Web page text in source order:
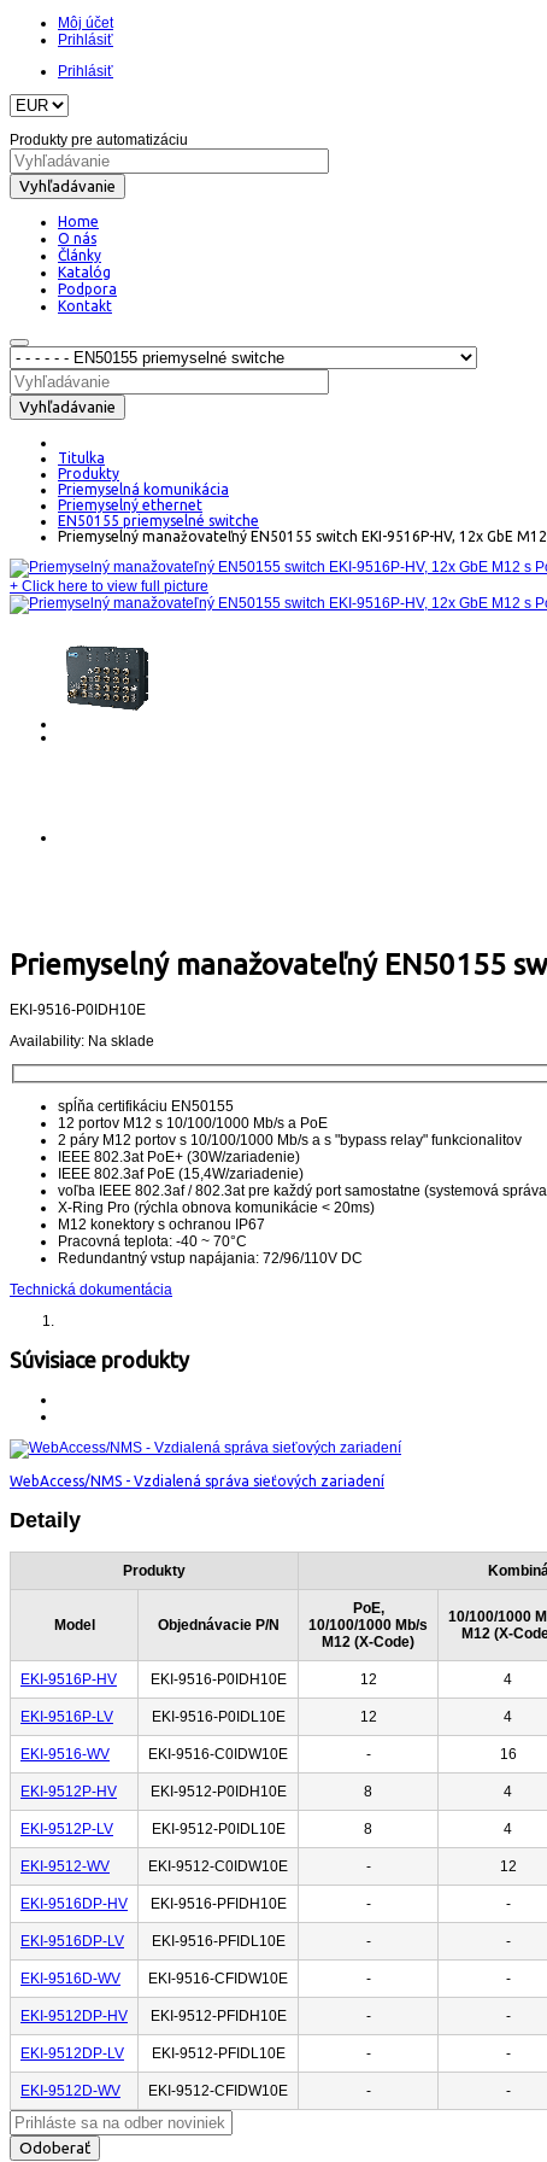
Môj účet
Prihlásiť
Prihlásiť
Produkty pre automatizáciu
Vyhľadávanie
Home
O nás
Články
Katalóg
Podpora
Kontakt
Vyhľadávanie
Titulka
Produkty
Priemyselná komunikácia
Priemyselný ethernet
EN50155 priemyselné switche
Priemyselný manažovateľný EN50155 switch EKI-9516P-HV, 12x GbE
+ Click here to view full picture
Priemyselný manažovateľný EN50155
EKI-9516-P0IDH10E
Availability: Na sklade
spĺňa certifikáciu EN50155
12 portov M12 s 10/100/1000 Mb/s a PoE
2 páry M12 portov s 10/100/1000 Mb/s a s "bypass relay" funkcionalitov
IEEE 802.3at PoE+ (30W/zariadenie)
IEEE 802.3af PoE (15,4W/zariadenie)
voľba IEEE 802.3af / 802.3at pre každý port samostatne (systemová
X-Ring Pro (rýchla obnova komunikácie < 20ms)
M12 konektory s ochranou IP67
Pracovná teplota: -40 ~ 70°C
Redundantný vstup napájania: 72/96/110V DC
Technická dokumentácia
Súvisiace produkty
WebAccess/NMS - Vzdialená správa sieťových zariadení
Detaily
Produkty
Model Objednávacie P/N
PoE,
10/100/1000 Mb/s
M12 (X-Code)
10/100/1000
M12 (X-
EKI-9516P-HV EKI-9516-P0IDH10E 12 4
EKI-9516P-LV EKI-9516-P0IDL10E 12 4
EKI-9516-WV EKI-9516-C0IDW10E - 16
EKI-9512P-HV EKI-9512-P0IDH10E 8 4
EKI-9512P-LV EKI-9512-P0IDL10E 8 4
EKI-9512-WV EKI-9512-C0IDW10E - 12
EKI-9516DP-HV EKI-9516-PFIDH10E - -
EKI-9516DP-LV EKI-9516-PFIDL10E - -
EKI-9516D-WV EKI-9516-CFIDW10E - -
EKI-9512DP-HV EKI-9512-PFIDH10E - -
EKI-9512DP-LV EKI-9512-PFIDL10E - -
EKI-9512D-WV EKI-9512-CFIDW10E - -
Odoberať